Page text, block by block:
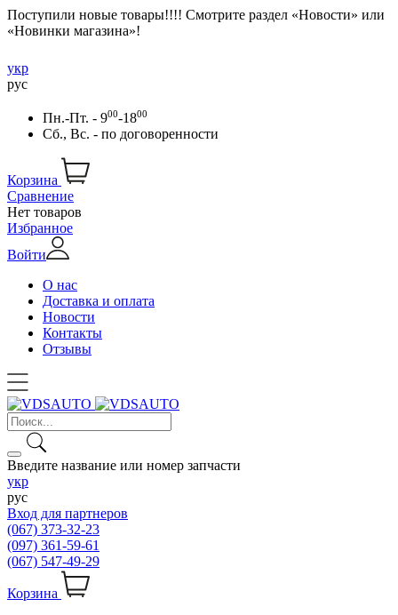
Поступили новые товары!!!! Смотрите раздел «Новости» или
«Новинки магазина»!
укр
рус
Пн.-Пт. - 900-1800
Сб., Вс. - по договоренности
Корзина
Сравнение
Нет товаров
Избранное
Войти
О нас
Доставка и оплата
Новости
Контакты
Отзывы
Введите название или номер запчасти
укр
рус
Вход для партнеров
(067) 373-32-23
(097) 361-59-61
(067) 547-49-29
Корзина